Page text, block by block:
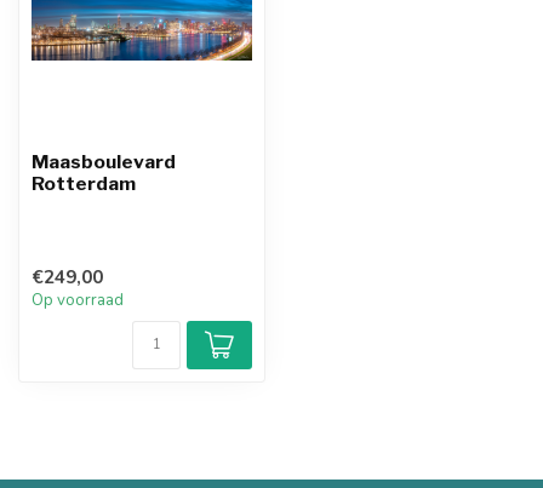
Maasboulevard
Rotterdam
€249,00
Op voorraad